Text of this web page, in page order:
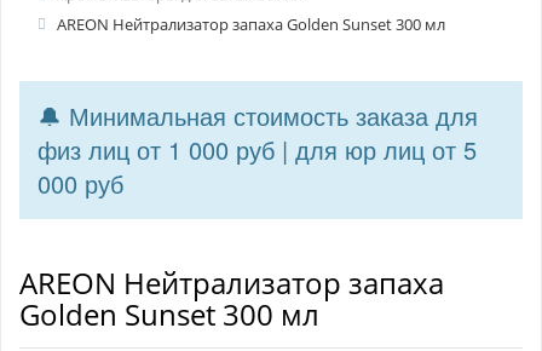
AREON Нейтрализатор запаха Golden Sunset 300 мл
🔔 Минимальная стоимость заказа для
физ лиц от 1 000 руб | для юр лиц от 5
000 руб
AREON Нейтрализатор запаха
Golden Sunset 300 мл